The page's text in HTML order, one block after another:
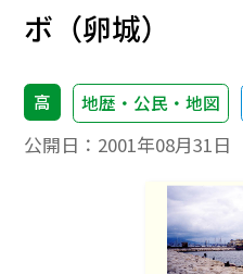
ボ（卵城）
高 地歴・公民・地図
公開日： 2001年08月31日